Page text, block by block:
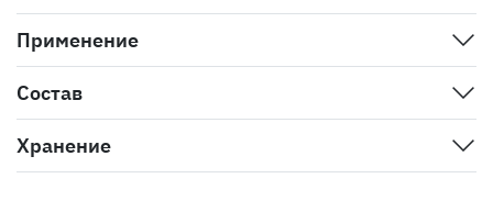
Применение
Состав
Хранение